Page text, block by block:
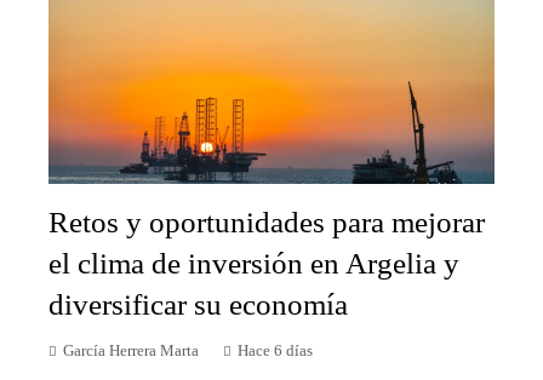
Retos y oportunidades para mejorar
el clima de inversión en Argelia y
diversificar su economía
García Herrera Marta Hace 6 días